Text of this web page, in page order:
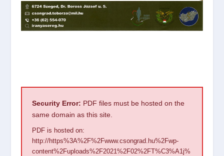
Security Error: PDF files must be hosted on the
same domain as this site.
PDF is hosted on:
http://https%3A%2F%2Fwww.csongrad.hu%2Fwp-
content%2Fuploads%2F2021%2F02%2FT%C3%A1j%